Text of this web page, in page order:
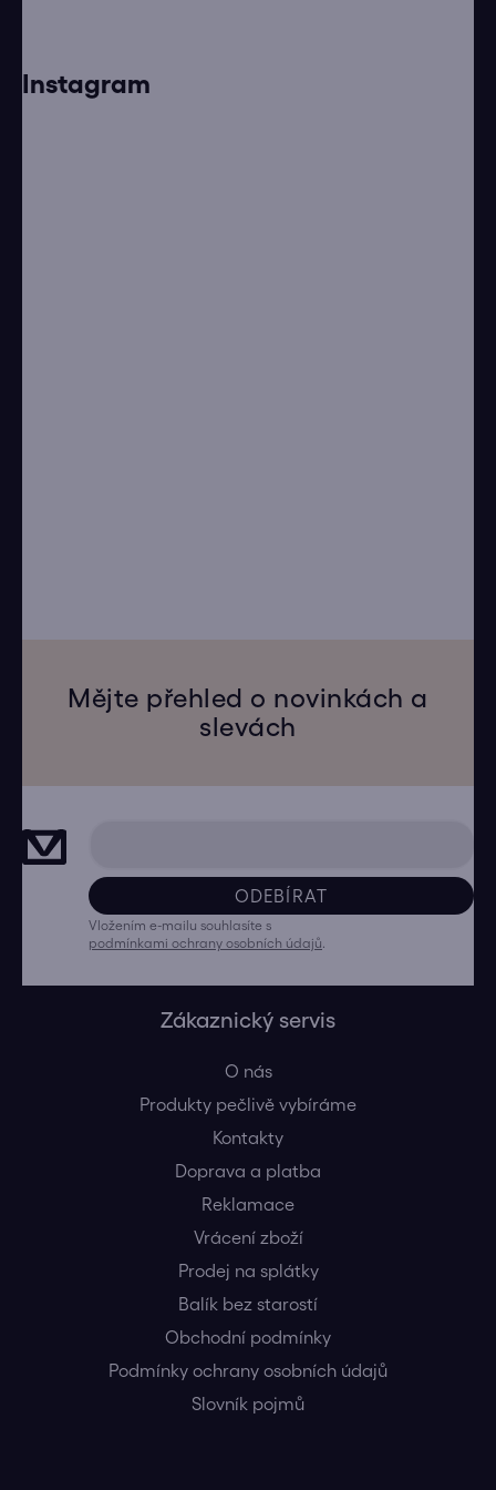
Instagram
Mějte přehled o novinkách a
slevách
ODEBÍRAT
Vložením e-mailu souhlasíte s
podmínkami ochrany osobních údajů
Zákaznický servis
O nás
Produkty pečlivě vybíráme
Kontakty
Doprava a platba
Reklamace
Vrácení zboží
Prodej na splátky
Balík bez starostí
Obchodní podmínky
Podmínky ochrany osobních údajů
Slovník pojmů